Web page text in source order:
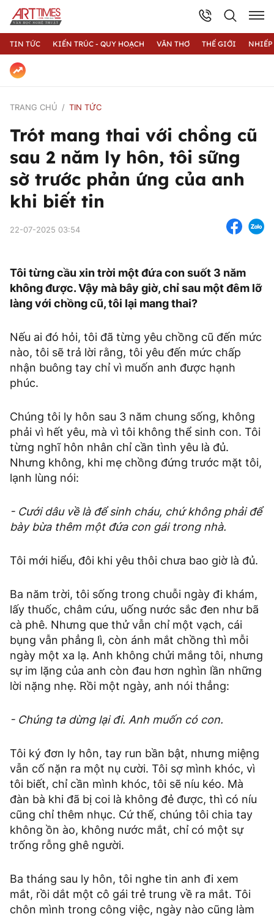
TIN TỨC KIẾN TRÚC - QUY HOẠCH VĂN THƠ THẾ GIỚI
TRANG CHỦ TIN TỨC
Trót mang thai với chồng cũ
sau 2 năm ly hôn, tôi sững
sờ trước phản ứng của anh
khi biết tin
22-07-2025 03:54
Tôi từng cầu xin trời một đứa con suốt 3 năm
không được. Vậy mà bây giờ, chỉ sau một đêm lỡ
làng với chồng cũ, tôi lại mang thai?
Nếu ai đó hỏi, tôi đã từng yêu chồng cũ đến mức
nào, tôi sẽ trả lời rằng, tôi yêu đến mức chấp
nhận buông tay chỉ vì muốn anh được hạnh
phúc.
Chúng tôi ly hôn sau 3 năm chung sống, không
phải vì hết yêu, mà vì tôi không thể sinh con. Tôi
từng nghĩ hôn nhân chỉ cần tình yêu là đủ.
Nhưng không, khi mẹ chồng đứng trước mặt tôi,
lạnh lùng nói:
- Cưới dâu về là để sinh cháu, chứ không phải để
bày bừa thêm một đứa con gái trong nhà.
Tôi mới hiểu, đôi khi yêu thôi chưa bao giờ là đủ.
Ba năm trời, tôi sống trong chuỗi ngày đi khám,
lấy thuốc, châm cứu, uống nước sắc đen như bã
cà phê. Nhưng que thử vẫn chỉ một vạch, cái
bụng vẫn phẳng lì, còn ánh mắt chồng thì mỗi
ngày một xa lạ. Anh không chửi mắng tôi, nhưng
sự im lặng của anh còn đau hơn nghìn lần những
lời nặng nhẹ. Rồi một ngày, anh nói thẳng:
- Chúng ta dừng lại đi. Anh muốn có con.
Tôi ký đơn ly hôn, tay run bần bật, nhưng miệng
vẫn cố nặn ra một nụ cười. Tôi sợ mình khóc, vì
tôi biết, chỉ cần mình khóc, tôi sẽ níu kéo. Mà
đàn bà khi đã bị coi là không đẻ được, thì có níu
cũng chỉ thêm nhục. Cứ thế, chúng tôi chia tay
không ồn ào, không nước mắt, chỉ có một sự
trống rỗng ghê người.
Ba tháng sau ly hôn, tôi nghe tin anh đi xem
mắt, rồi dắt một cô gái trẻ trung về ra mắt. Tôi
chôn mình trong công việc, ngày nào cũng làm